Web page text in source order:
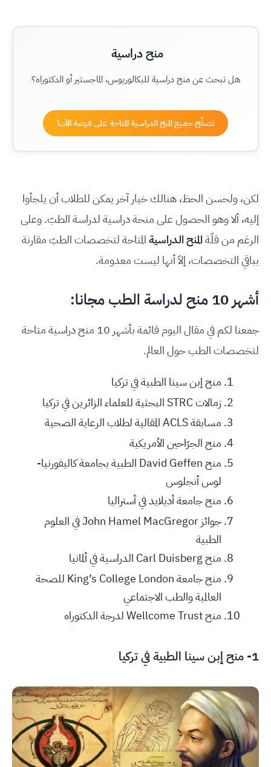
منح دراسية
هل تبحث عن منح دراسية للبكالوريوس، الماجستير أو الدكتوراه؟
تصفّح جميع المنح الدراسية المتاحة على فرصة الآن!
لكن، ولحسن الحظ، هنالك خيار آخر يمكن للطلاب أن يلجأوا
إليه، ألا وهو الحصول على منحة دراسية لدراسة الطبّ. وعلى
الرغم من قلّةالمنح الدراسيةالمتاحة لتخصصات الطبّ مقارنة
بباقي التخصصات، إلاّ أنها ليست معدومة.
أشهر 10 منح لدراسة الطب مجانا:
جمعنا لكم في مقال اليوم قائمة بأشهر 10 منح دراسية متاحة
لتخصصات الطب حول العالم.
منح إبن سينا الطبية في تركيا
زمالات STRC البحثية للعلماء الزائرين في تركيا
مسابقة ACLS المقالية لطلاب الرعاية الصحية
منح الجرّاحين الأمريكية
منح David Geffen الطبية بجامعة كاليفورنيا-
لوس أنجلوس
منح جامعة أديلايد في أستراليا
جوائز John Hamel MacGregor في العلوم
الطبية
منح Carl Duisberg الدراسية في ألمانيا
منح جامعة King’s College London للصحة
العالمية والطب الاجتماعي
منح Wellcome Trust لدرجة الدكتوراه
1- منح إبن سينا الطبية في تركيا